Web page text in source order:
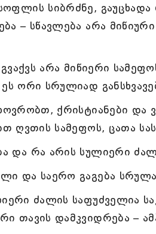
სიბრძნე,
– სწავლება არა
არა მიწიერი
ორი სრულიად
ქრისტიანები და
ღვთის სამეფოს, ცათა
და რა არის სულიერი
და საერო გაგება
ძალის საფუძველია
თავის დამკვიდრება –